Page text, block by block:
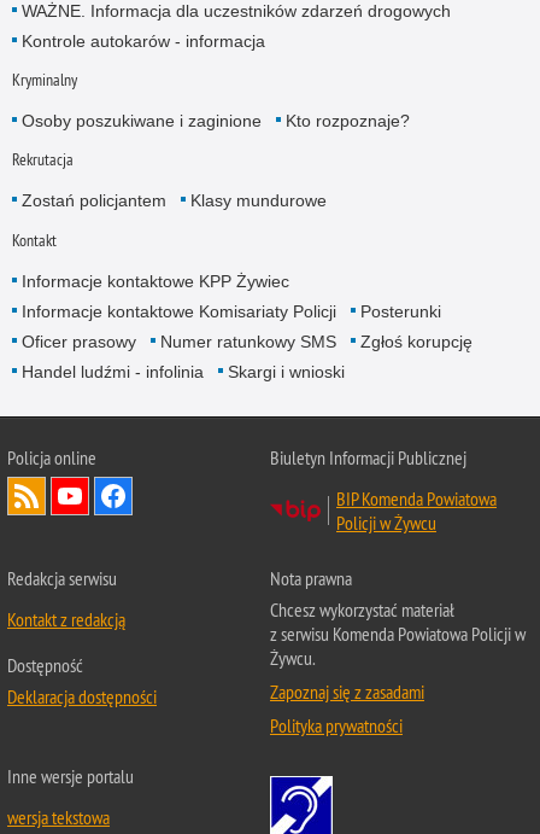
WAŻNE. Informacja dla uczestników zdarzeń drogowych
Kontrole autokarów - informacja
Kryminalny
Osoby poszukiwane i zaginione Kto rozpoznaje?
Rekrutacja
Zostań policjantem Klasy mundurowe
Kontakt
Informacje kontaktowe KPP Żywiec
Informacje kontaktowe Komisariaty Policji
Posterunki
Oficer prasowy
Numer ratunkowy SMS
Zgłoś korupcję
Handel ludźmi - infolinia
Skargi i wnioski
Policja online
Biuletyn Informacji Publicznej
BIP Komenda Powiatowa
Policji w Żywcu
Redakcja serwisu
Kontakt z redakcją
Dostępność
Deklaracja dostępności
Nota prawna
Chcesz wykorzystać materiał
z serwisu Komenda Powiatowa Policji w
Żywcu.
Zapoznaj się z zasadami
Polityka prywatności
Inne wersje portalu
wersja tekstowa